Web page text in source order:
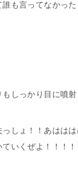
も言ってなかった
しっかり目に噴射
しょ！！あはは
いくぜよ！！！！